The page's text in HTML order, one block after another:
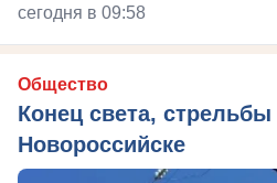
сегодня в 09:58
Общество
Конец света,
Новороссийске